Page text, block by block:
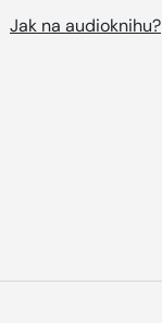
Jak na audioknihu?